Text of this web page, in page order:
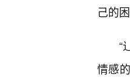
己的
“
情感